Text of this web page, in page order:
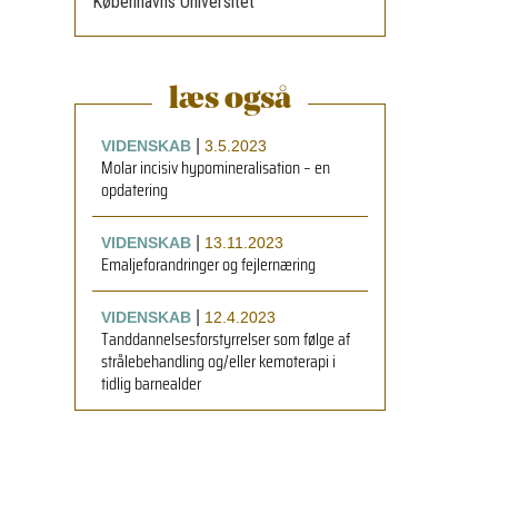
læs også
VIDENSKAB| 3.5.2023
Molar incisiv hypomineralisation – en
opdatering
VIDENSKAB| 13.11.2023
Emaljeforandringer og fejlernæring
VIDENSKAB| 12.4.2023
Tanddannelsesforstyrrelser som følge af
strålebehandling og/eller kemoterapi i
tidlig barnealder